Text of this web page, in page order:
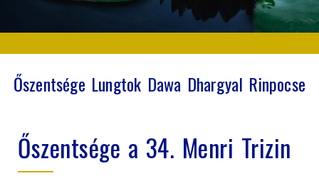
Őszentsége Lungtok Dawa Dhargyal Rinpocse
Őszentsége a 34. Menri Trizin